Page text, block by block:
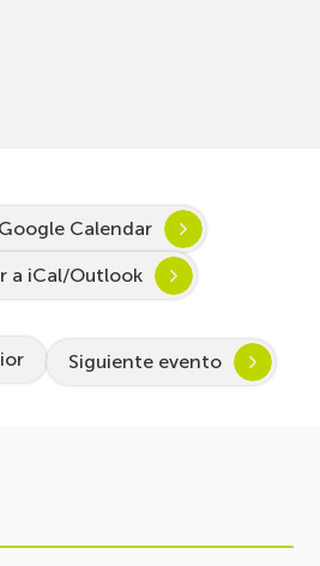
Calendar
a iCal/Outlook
Siguiente evento